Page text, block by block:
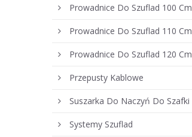
Prowadnice Do Szuflad 100 Cm
Prowadnice Do Szuflad 110 Cm
Prowadnice Do Szuflad 120 Cm
Przepusty Kablowe
Suszarka Do Naczyń Do Szafki
Systemy Szuflad